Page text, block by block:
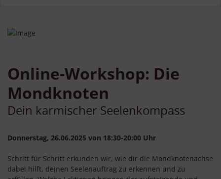
Online-Workshop: Die
Mondknoten
Dein karmischer Seelenkompass
Donnerstag, 26.06.2025 von 18:30-20:00 Uhr
Schritt für Schritt erkunden wir, wie dir die Mondknotenachse
dabei hilft, deinen Seelenauftrag zu erkennen und zu